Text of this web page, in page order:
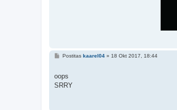
P
t
i
t
Postitas kaarel04» 18 Okt 2017, 18:44
oops
SRRY